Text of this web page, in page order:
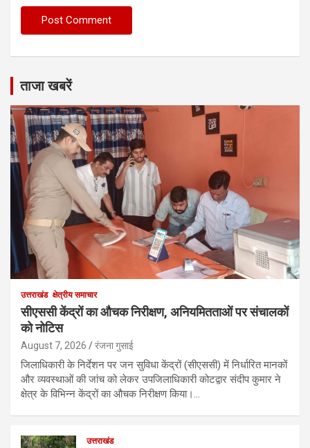
ताजा खबरें
उत्तराखंड क्षेत्रीय समाचार
सीएससी केंद्रों का औचक निरीक्षण, अनियमितताओं पर संचालकों
को नोटिस
August 7, 2026 रंजना गुसाई
जिलाधिकारी के निर्देशन पर जन सुविधा केंद्रों (सीएससी) में निर्धारित मानकों
और व्यवस्थाओं की जांच को लेकर उपजिलाधिकारी कोटद्वार संदीप कुमार ने
क्षेत्र के विभिन्न केंद्रों का औचक निरीक्षण किया।…
उत्तराखंड